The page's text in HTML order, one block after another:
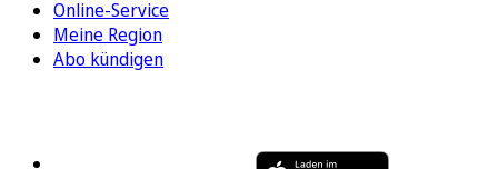
Online-Service
Meine Region
Abo kündigen